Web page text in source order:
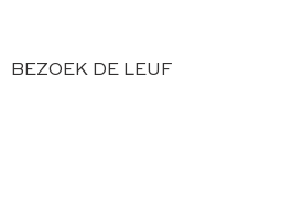
BEZOEK DE LEUF